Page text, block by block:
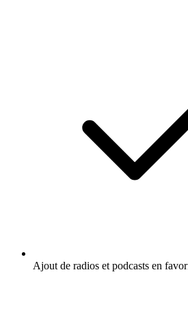
Ajout de radios et podcasts en